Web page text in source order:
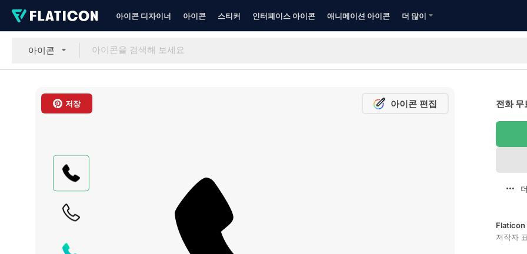
아이콘 디자이너 아이콘 스티커 인터페이스 아이콘 애니메이션 아이콘 더 많이
아이콘
저장 아이콘 편집 전화 무
Flaticon
저작자